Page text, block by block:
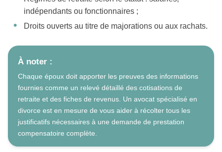
indépendants ou fonctionnaires ;
Droits ouverts au titre de majorations ou aux rachats.
À noter :
Chaque époux doit apporter les preuves des informations
fournies comme un relevé détaillé des cotisations de
retraite et des fiches de revenus. Un avocat spécialisé en
divorce est en mesure de vous aider à récolter tous les
justificatifs nécessaires à une demande de prestation
compensatoire complète.